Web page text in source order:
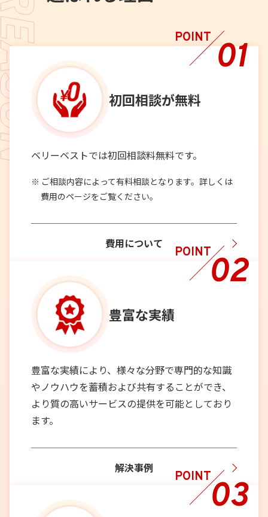
POINT 01
初回相談が無料
ベリーベストでは初回相談料無料です。
ご相談内容によって有料相談となります。詳しくは
費用のページをご覧ください。
費用について
POINT02
豊富な実績
豊富な実績により、様々な分野で専門的な知識
やノウハウを蓄積および共有することができ、
より質の高いサービスの提供を可能としており
ます。
解決事例
POINT03